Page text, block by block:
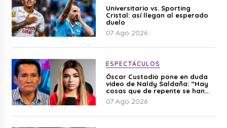
Universitario vs. Sporting
Cristal: así llegan al esperado
duelo
07 Ago 2026
ESPECTÁCULOS
Óscar Custodio pone en duda
video de Naldy Saldaña: “Hay
cosas que de repente se han
editado”
07 Ago 2026